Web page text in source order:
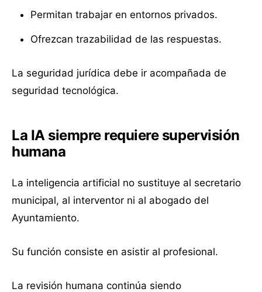
Permitan trabajar en entornos privados.
Ofrezcan trazabilidad de las respuestas.
La seguridad jurídica debe ir acompañada de
seguridad tecnológica.
La IA siempre requiere supervisión
humana
La inteligencia artificial no sustituye al secretario
municipal, al interventor ni al abogado del
Ayuntamiento.
Su función consiste en asistir al profesional.
La revisión humana continúa siendo